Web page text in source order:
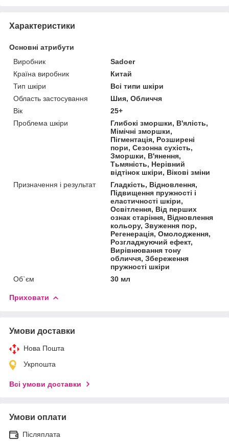
Характеристики
Основні атрибути
Виробник
Sadoer
Країна виробник
Китай
Тип шкіри
Всі типи шкіри
Область застосування
Шия, Обличчя
Вік
25+
Проблема шкіри
Глибокі зморшки, В'ялість,
Мімічні зморшки,
Пігментація, Розширені
пори, Сезонна сухість,
Зморшки, В'янення,
Тьмяність, Нерівний
відтінок шкіри, Вікові зміни
Призначення і результат
Гладкість, Відновлення,
Підвищення пружності і
еластичності шкіри,
Освітлення, Від перших
ознак старіння, Відновлення
кольору, Звуження пор,
Регенерація, Омолодження,
Розгладжуючий ефект,
Вирівнювання тону
обличчя, Збереження
пружності шкіри
Об`єм
30 мл
Приховати
Умови доставки
Нова Пошта
Укрпошта
Всі умови доставки
Умови оплати
Післяплата